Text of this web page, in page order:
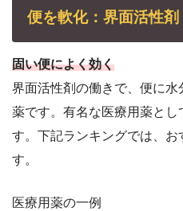
便を軟化：界面活性剤
固い便によく効く
界面活性剤の働きで、便に
薬です。有名な医療用薬とし
す。下記ランキングでは、お
す。
医療用薬の一例